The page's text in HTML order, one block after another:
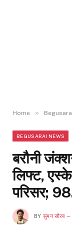
Home »
BEGUSARAI NEWS
बरौनी
लिफ्ट,
परिसर;
BY सुमन सौरब